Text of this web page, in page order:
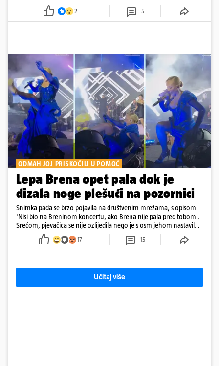
2 5
ODMAH JOJ PRISKOČILI U POMOĆ
Lepa Brena opet pala dok je
dizala noge plešući na pozornici
Snimka pada se brzo pojavila na društvenim mrežama, s opisom
'Nisi bio na Breninom koncertu, ako Brena nije pala pred tobom'.
Srećom, pjevačica se nije ozlijedila nego je s osmijehom nastavila
17 15
Učitaj više